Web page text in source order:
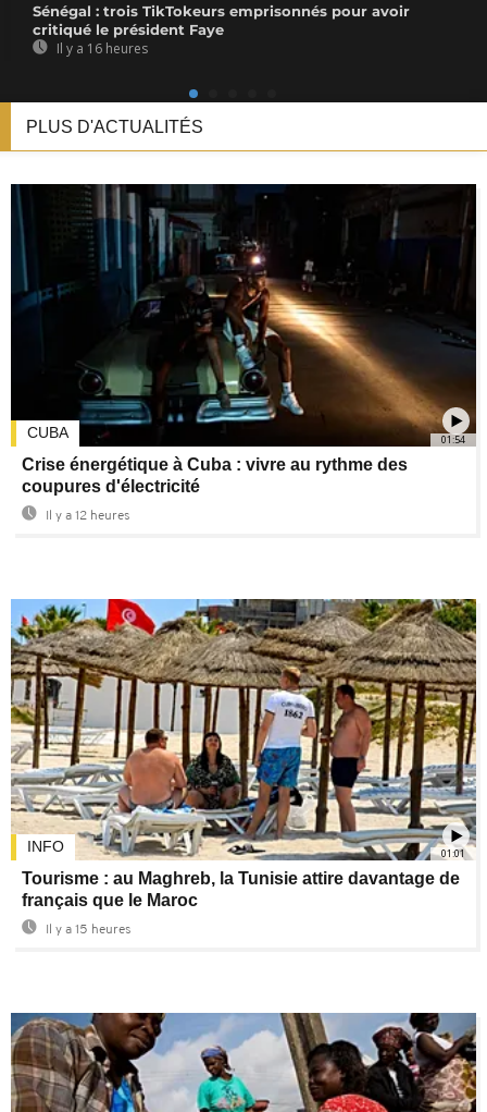
Sénégal : trois TikTokeurs emprisonnés pour avoir
critiqué le président Faye
Il y a 16 heures
PLUS D'ACTUALITÉS
01:54
CUBA
Crise énergétique à Cuba : vivre au rythme des
coupures d'électricité
Il y a 12 heures
01:01
INFO
Tourisme : au Maghreb, la Tunisie attire davantage de
français que le Maroc
Il y a 15 heures